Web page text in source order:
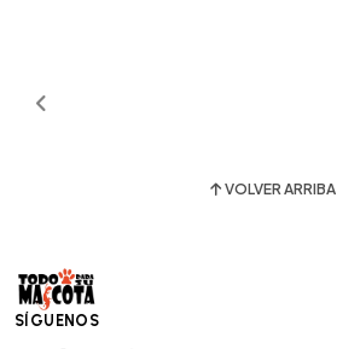
VOLVER ARRIBA
SÍGUENOS